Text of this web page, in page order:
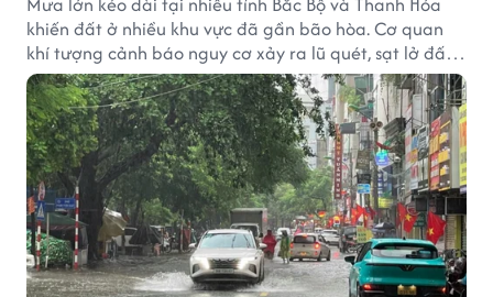
khiến đất ở nhiều khu vực đã gần bão hòa. Cơ quan
khí tượng cảnh báo nguy cơ xảy ra lũ quét, sạt lở đất
trong những giờ tới.